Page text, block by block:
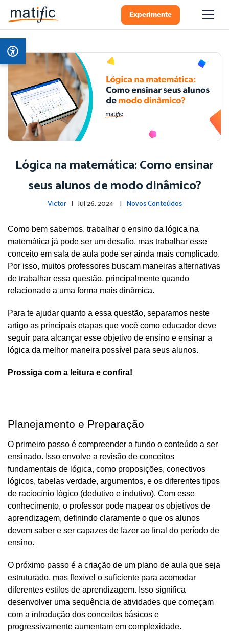
Experimente
Lógica na matemática: Como ensinar
seus alunos de modo dinâmico?
Victor| Jul 26, 2024 | Novos Conteúdos
Como bem sabemos, trabalhar o ensino da lógica na
matemática já pode ser um desafio, mas trabalhar esse
conceito em sala de aula pode ser ainda mais complicado.
Por isso, muitos professores buscam maneiras alternativas
de trabalhar essa questão, principalmente quando
relacionado a uma forma mais dinâmica.
Para te ajudar quanto a essa questão, separamos neste
artigo as principais etapas que você como educador deve
seguir para alcançar esse objetivo de ensino e ensinar a
lógica da melhor maneira possível para seus alunos.
Prossiga com a leitura e confira!
Planejamento e Preparação
O primeiro passo é compreender a fundo o conteúdo a ser
ensinado. Isso envolve a revisão de conceitos
fundamentais de lógica, como proposições, conectivos
lógicos, tabelas verdade, argumentos, e os diferentes tipos
de raciocínio lógico (dedutivo e indutivo). Com esse
conhecimento, o professor pode mapear os objetivos de
aprendizagem, definindo claramente o que os alunos
devem saber e ser capazes de fazer ao final do período de
ensino.
O próximo passo é a criação de um plano de aula que seja
estruturado, mas flexível o suficiente para acomodar
diferentes estilos de aprendizagem. Isso significa
desenvolver uma sequência de atividades que começam
com a introdução dos conceitos básicos e
progressivamente aumentam em complexidade.